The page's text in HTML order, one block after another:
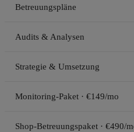
Betreuungspläne
Audits & Analysen
Strategie & Umsetzung
Monitoring-Paket · €149/mo
Shop-Betreuungspaket · €490/